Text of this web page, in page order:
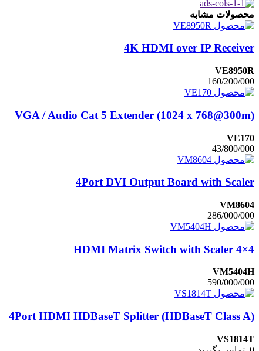
محصولات مشابه
4K HDMI over IP Receiver
VE8950R
160/200/000
VGA / Audio Cat 5 Extender (1024 x 768@300m)
VE170
43/800/000
4Port DVI Output Board with Scaler
VM8604
286/000/000
4×4 HDMI Matrix Switch with Scaler
VM5404H
590/000/000
4Port HDMI HDBaseT Splitter (HDBaseT Class A)
VS1814T